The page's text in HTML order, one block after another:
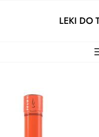
LEKI DO